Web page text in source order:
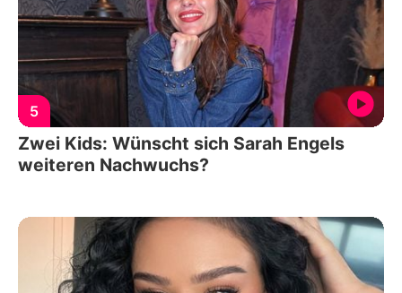
5
Zwei Kids: Wünscht sich Sarah Engels
weiteren Nachwuchs?